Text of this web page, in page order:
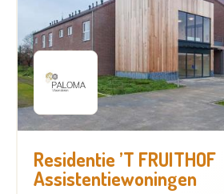
Residentie ’T FRUITHOF
Assistentiewoningen